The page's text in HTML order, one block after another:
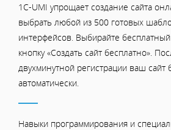
1C-UMI упрощает создание сайта
выбрать любой из 500 готовых
интерфейсов. Выбирайте
кнопку «Создать сайт бесплатно».
двухминутной регистрации ваш сайт
автоматически.
Навыки программирования и